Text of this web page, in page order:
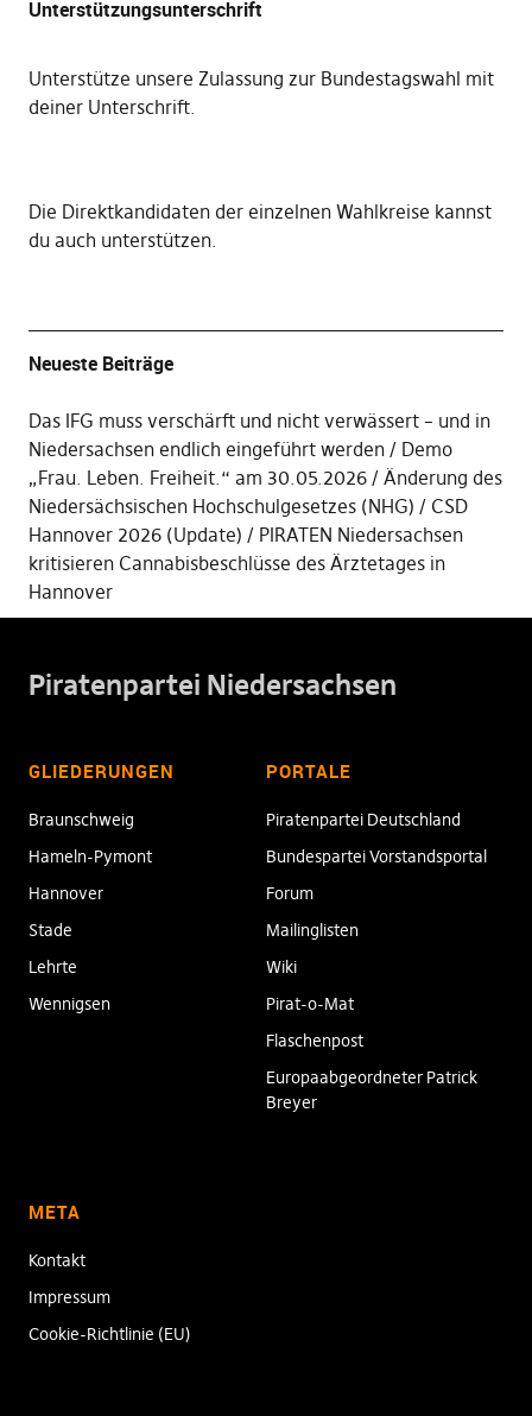
Unterstützungsunterschrift
Unterstütze unsere Zulassung zur Bundestagswahl mit
deiner Unterschrift.
Die Direktkandidaten der einzelnen Wahlkreise kannst
du auch unterstützen.
Neueste Beiträge
Das IFG muss verschärft und nicht verwässert – und in
Niedersachsen endlich eingeführt werden
Demo
„Frau. Leben. Freiheit.“ am 30.05.2026
Änderung des
Niedersächsischen Hochschulgesetzes (NHG)
CSD
Hannover 2026 (Update)
PIRATEN Niedersachsen
kritisieren Cannabisbeschlüsse des Ärztetages in
Hannover
Piratenpartei Niedersachsen
GLIEDERUNGEN
Braunschweig
Hameln-Pymont
Hannover
Stade
Lehrte
Wennigsen
PORTALE
Piratenpartei Deutschland
Bundespartei Vorstandsportal
Forum
Mailinglisten
Wiki
Pirat-o-Mat
Flaschenpost
Europaabgeordneter Patrick
Breyer
META
Kontakt
Impressum
Cookie-Richtlinie (EU)